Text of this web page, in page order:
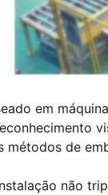
em
métodos de
não